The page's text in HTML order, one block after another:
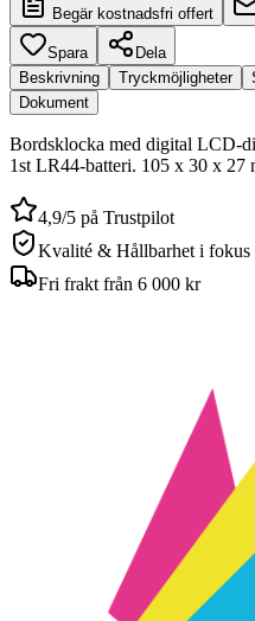
Begär kostnadsfri offert
Spara
Dela
Beskrivning
Tryckmöjligheter
Dokument
Bordsklocka med digital LCD-
1st LR44-batteri. 105 x 30 x 27
4,9/5 på Trustpilot
Kvalité & Hållbarhet i fokus
Fri frakt från 6 000 kr